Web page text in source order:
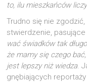
to, ilu miesz­kań­ców
Trud­no się nie
stwier­dze­nie,
wać świad­ków tak
że mamy się cze­go
jest lep­szy niż wie­dza.
gnę­bia­ją­cych